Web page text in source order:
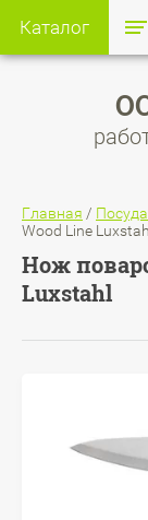
Каталог
Главная /
Wood Line Luxstahl
Нож
Luxstahl